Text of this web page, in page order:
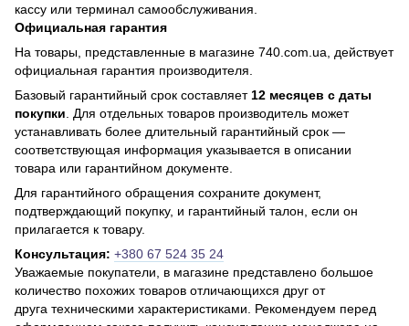
кассу или терминал самообслуживания.
Официальная гарантия
На товары, представленные в магазине 740.com.ua, действует
официальная гарантия производителя.
Базовый гарантийный срок составляет 12 месяцев с даты
покупки . Для отдельных товаров производитель может
устанавливать более длительный гарантийный срок —
соответствующая информация указывается в описании
товара или гарантийном документе.
Для гарантийного обращения сохраните документ,
подтверждающий покупку, и гарантийный талон, если он
прилагается к товару.
Консультация: +380 67 524 35 24
Уважаемые покупатели, в магазине представлено большое
количество похожих товаров отличающихся друг от
друга техническими характеристиками. Рекомендуем перед